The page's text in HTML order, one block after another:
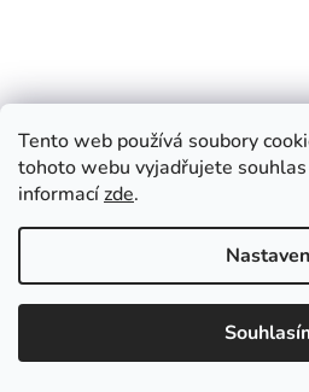
Tento web používá soubory
tohoto webu vyjadřujete
informacízde.
📦 PŘEDPRODEJ -
CZK
�esko